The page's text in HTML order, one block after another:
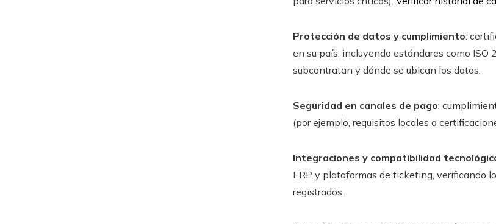
Protección de datos y cumplimiento:
en su país, incluyendo estándares como ISO
subcontratan y dónde se ubican los datos.
Seguridad en canales de pago:
(por ejemplo, requisitos locales o
Integraciones y compatibilidad
ERP y plataformas de ticketing, verificando
registrados.